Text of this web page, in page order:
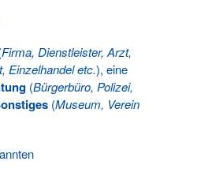
Firma, Dienstleister, Arzt,
Einzelhandel etc.), eine
(Bürgerbüro, Polizei,
(Museum, Verein